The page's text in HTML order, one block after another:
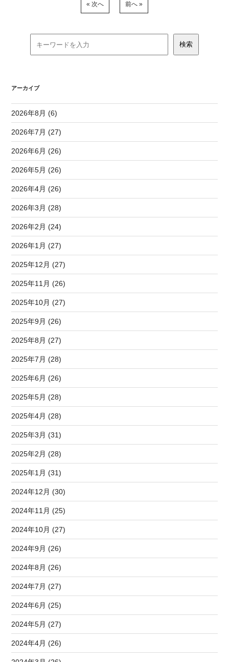
« 次へ 前へ »
アーカイブ
2026年8月 (6)
2026年7月 (27)
2026年6月 (26)
2026年5月 (26)
2026年4月 (26)
2026年3月 (28)
2026年2月 (24)
2026年1月 (27)
2025年12月 (27)
2025年11月 (26)
2025年10月 (27)
2025年9月 (26)
2025年8月 (27)
2025年7月 (28)
2025年6月 (26)
2025年5月 (28)
2025年4月 (28)
2025年3月 (31)
2025年2月 (28)
2025年1月 (31)
2024年12月 (30)
2024年11月 (25)
2024年10月 (27)
2024年9月 (26)
2024年8月 (26)
2024年7月 (27)
2024年6月 (25)
2024年5月 (27)
2024年4月 (26)